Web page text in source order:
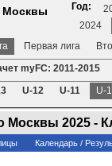
Москвы Год:
2024
Первая лига
myFC: 2011-2015
U-12 U-11 U-
Москвы 2025 -
Календарь /